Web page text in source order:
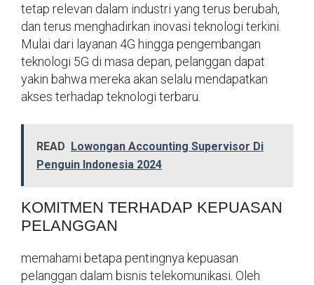
tetap relevan dalam industri yang terus berubah,
dan terus menghadirkan inovasi teknologi terkini.
Mulai dari layanan 4G hingga pengembangan
teknologi 5G di masa depan, pelanggan dapat
yakin bahwa mereka akan selalu mendapatkan
akses terhadap teknologi terbaru.
READ
Lowongan Accounting Supervisor Di
Penguin Indonesia 2024
KOMITMEN TERHADAP KEPUASAN
PELANGGAN
memahami betapa pentingnya kepuasan
pelanggan dalam bisnis telekomunikasi. Oleh